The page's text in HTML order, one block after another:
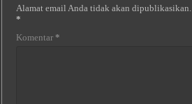
Alamat email Anda tidak akan dipublikasikan.
*
Komentar *